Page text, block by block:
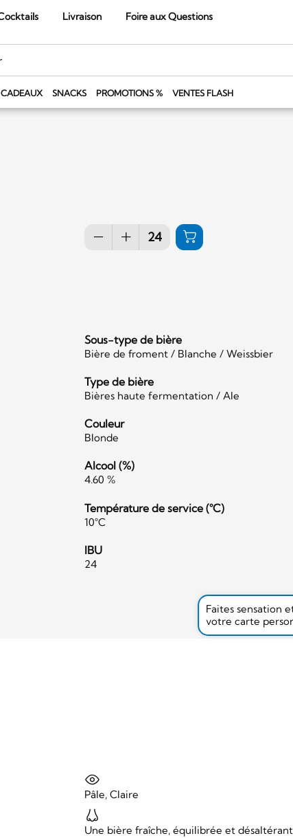
Livraison Foire aux Questions
CADEAUX SNACKS PROMOTIONS % VENTES FLASH
Sous-type de bière
Bière de froment / Blanche / Weissbier
Type de bière
Bières haute fermentation / Ale
Couleur
Blonde
Alcool (%)
4.60 %
Température de service (°C)
10°C
IBU
24
Faites sensation
votre carte
Pâle, Claire
Une bière fraîche, équilibrée et